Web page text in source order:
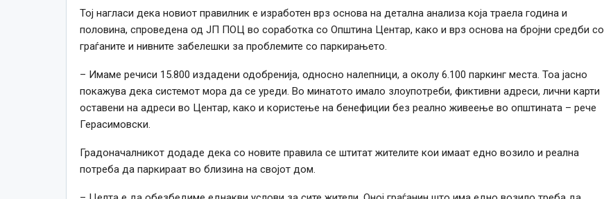
Тој нагласи дека новиот правилник е изработен врз основа на детална анализа која траела година и
половина, спроведена од ЈП ПОЦ во соработка со Општина Центар, како и врз основа на бројни средби со
граѓаните и нивните забелешки за проблемите со паркирањето.
– Имаме речиси 15.800 издадени одобренија, односно налепници, а околу 6.100 паркинг места. Тоа јасно
покажува дека системот мора да се уреди. Во минатото имало злоупотреби, фиктивни адреси, лични карти
оставени на адреси во Центар, како и користење на бенефиции без реално живеење во општината – рече
Герасимовски.
Градоначалникот додаде дека со новите правила се штитат жителите кои имаат едно возило и реална
потреба да паркираат во близина на својот дом.